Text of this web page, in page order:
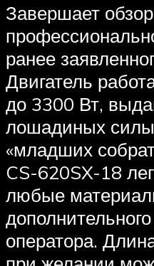
Завершает
ранее
Двигатель
до 3300 Вт,
лошадиных
«младших
CS-620SX-18
любые
оператора.